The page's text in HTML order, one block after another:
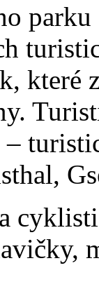
které